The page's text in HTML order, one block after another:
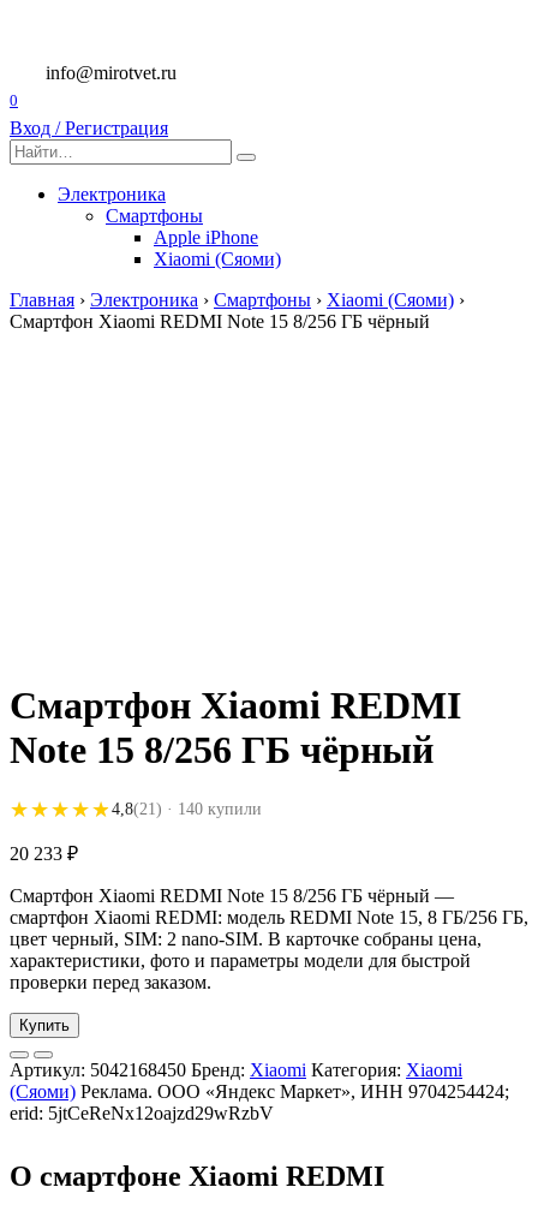
содержанию
info@mirotvet.ru
0
Вход / Регистрация
Search
for:
Электроника
Смартфоны
Apple iPhone
Xiaomi (Сяоми)
Главная › Электроника › Смартфоны › Xiaomi (Сяоми) ›
Смартфон Xiaomi REDMI Note 15 8/256 ГБ чёрный
Смартфон Xiaomi REDMI
Note 15 8/256 ГБ чёрный
★★★★★
★★★★★ 4,8(21) · 140 купили
20 233 ₽
Смартфон Xiaomi REDMI Note 15 8/256 ГБ чёрный —
смартфон Xiaomi REDMI: модель REDMI Note 15, 8 ГБ/256 ГБ,
цвет черный, SIM: 2 nano-SIM. В карточке собраны цена,
характеристики, фото и параметры модели для быстрой
проверки перед заказом.
Купить
Артикул: 5042168450 Бренд: Xiaomi Категория: Xiaomi
(Сяоми) Реклама. ООО «Яндекс Маркет», ИНН 9704254424;
erid: 5jtCeReNx12oajzd29wRzbV
О смартфоне Xiaomi REDMI